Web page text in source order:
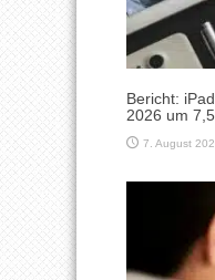
Bericht:
2026 um
7. August